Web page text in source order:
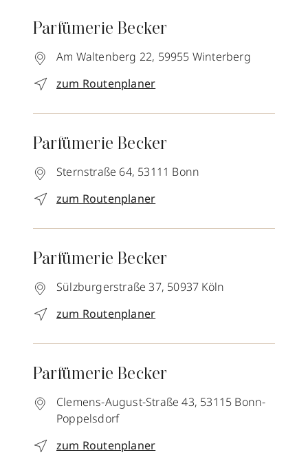
Parfümerie Becker
Am Waltenberg 22, 59955 Winterberg
zum Routenplaner
Parfümerie Becker
Sternstraße 64, 53111 Bonn
zum Routenplaner
Parfümerie Becker
Sülzburgerstraße 37, 50937 Köln
zum Routenplaner
Parfümerie Becker
Clemens-August-Straße 43, 53115 Bonn-
Poppelsdorf
zum Routenplaner